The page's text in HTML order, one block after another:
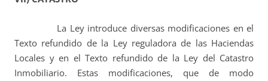
La Ley introduce diversas modificaciones en el
Texto refundido de la Ley reguladora de las Haciendas
Locales y en el Texto refundido de la Ley del Catastro
Inmobiliario. Estas modificaciones, que de modo